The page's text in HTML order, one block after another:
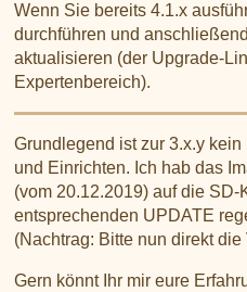
Wenn Sie bereits 4.1.x
durchführen und
aktualisieren (der Upgrade-
Expertenbereich).
Grundlegend ist zur 3.x.y
und Einrichten. Ich hab das
(vom 20.12.2019) auf die
entsprechenden UPDATE
(Nachtrag: Bitte nun direkt
Gern könnt Ihr mir eure